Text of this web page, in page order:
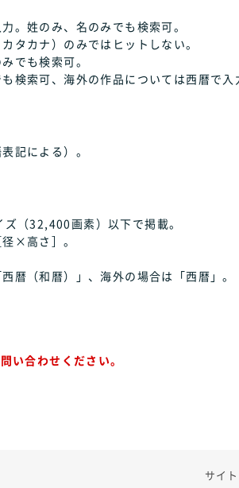
。姓のみ、名のみでも検索可。
タカナ）のみではヒットしない。
でも検索可。
検索可、海外の作品については西暦で入
記による）。
（32,400画素）以下で掲載。
×高さ］。
暦（和暦）」、海外の場合は「西暦」。
い合わせください。
サイ